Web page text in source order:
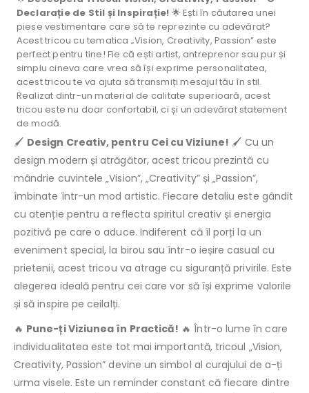
Declarație de Stil și Inspirație! 🌟 Ești în căutarea unei
piese vestimentare care să te reprezinte cu adevărat?
Acest tricou cu tematica „Vision, Creativity, Passion” este
perfect pentru tine! Fie că ești artist, antreprenor sau pur și
simplu cineva care vrea să își exprime personalitatea,
acest tricou te va ajuta să transmiți mesajul tău în stil.
Realizat dintr-un material de calitate superioară, acest
tricou este nu doar confortabil, ci și un adevărat statement
de modă.
🖌️ Design Creativ, pentru Cei cu Viziune! 🖌️ Cu un
design modern și atrăgător, acest tricou prezintă cu
mândrie cuvintele „Vision”, „Creativity” și „Passion”,
îmbinate într-un mod artistic. Fiecare detaliu este gândit
cu atenție pentru a reflecta spiritul creativ și energia
pozitivă pe care o aduce. Indiferent că îl porți la un
eveniment special, la birou sau într-o ieșire casual cu
prietenii, acest tricou va atrage cu siguranță privirile. Este
alegerea ideală pentru cei care vor să își exprime valorile
și să inspire pe ceilalți.
🔥 Pune-ți Viziunea în Practică! 🔥 Într-o lume în care
individualitatea este tot mai importantă, tricoul „Vision,
Creativity, Passion” devine un simbol al curajului de a-ți
urma visele. Este un reminder constant că fiecare dintre